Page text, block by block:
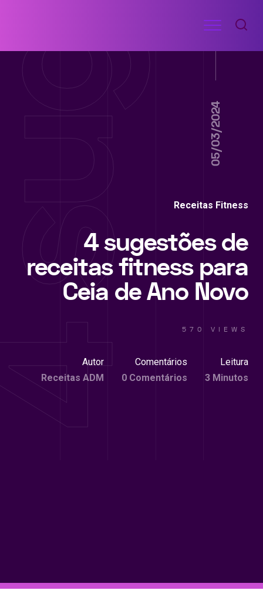
conteúdo
RECEITAS
ACADEMIA
Menu
05/03/2024
Receitas Fitness
4 sugestões de
receitas fitness para
Ceia de Ano Novo
570 VIEWS
Autor
Receitas ADM
Comentários
0 Comentários
Leitura
3 Minutos